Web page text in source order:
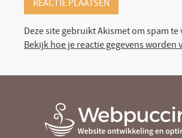
Deze site gebruikt Akismet om spam
Bekijk hoe je reactie gegevens worden